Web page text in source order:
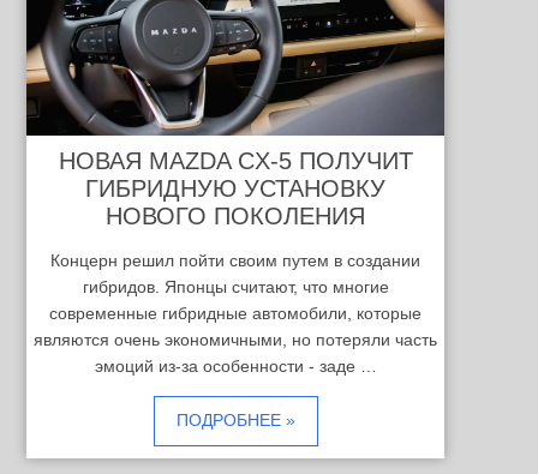
НОВАЯ MAZDA CX-5 ПОЛУЧИТ
ГИБРИДНУЮ УСТАНОВКУ
НОВОГО ПОКОЛЕНИЯ
Концерн решил пойти своим путем в создании
гибридов. Японцы считают, что многие
современные гибридные автомобили, которые
являются очень экономичными, но потеряли часть
эмоций из-за особенности - заде …
ПОДРОБНЕЕ »